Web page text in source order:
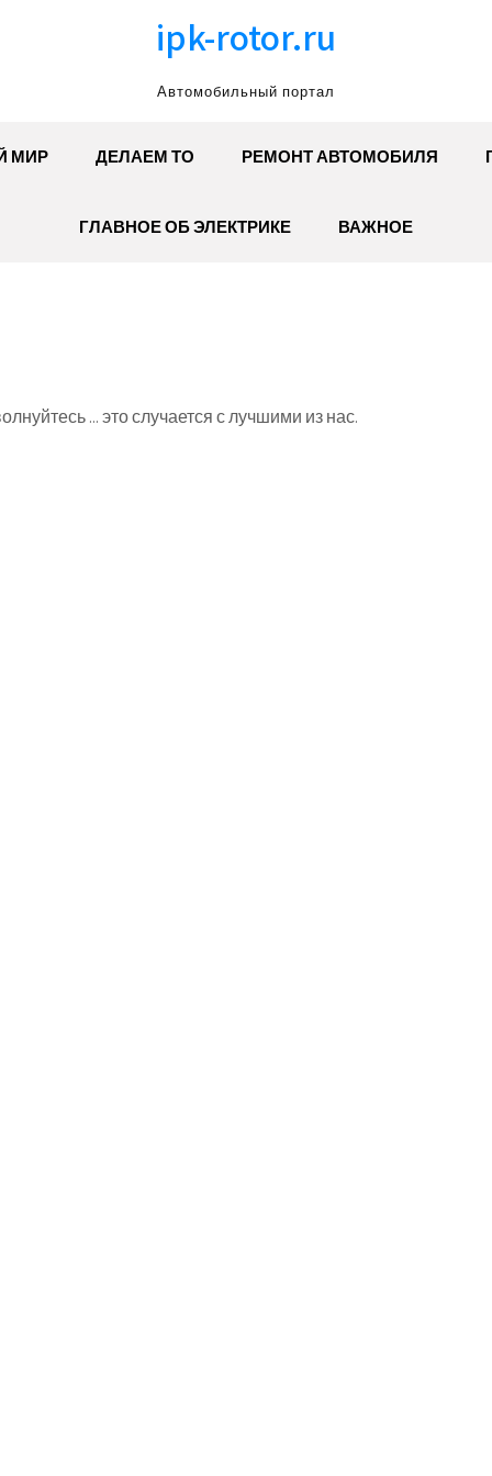
ipk-rotor.ru
Автомобильный портал
МИР ДЕЛАЕМ ТО РЕМОНТ АВТОМОБИЛЯ
ГЛАВНОЕ ОБ ЭЛЕКТРИКЕ ВАЖНОЕ
... это случается с лучшими из нас.